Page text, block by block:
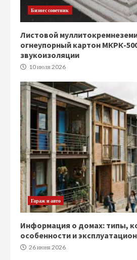
Бизнес советник
Листовой
огнеупорный картон МКРК-
звукоизоляции
10 июля 2026
Гараж и авто
Информация о домах: типы,
особенности и
26 июня 2026